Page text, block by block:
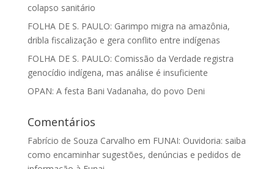
colapso sanitário
FOLHA DE S. PAULO: Garimpo migra na amazônia,
dribla fiscalização e gera conflito entre indígenas
FOLHA DE S. PAULO: Comissão da Verdade registra
genocídio indígena, mas análise é insuficiente
OPAN: A festa Bani Vadanaha, do povo Deni
Comentários
Fabrício de Souza Carvalho em FUNAI: Ouvidoria: saiba
como encaminhar sugestões, denúncias e pedidos de